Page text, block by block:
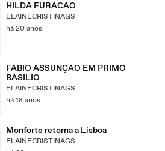
HILDA FURACAO
ELAINECRISTINAGS
há 20 anos
FÁBIO ASSUNÇÃO EM PRIMO
BASILIO
ELAINECRISTINAGS
há 18 anos
Monforte retorna a Lisboa
ELAINECRISTINAGS